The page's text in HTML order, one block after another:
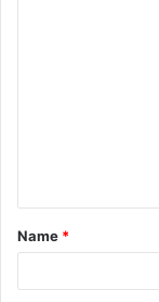
t
*
Name *